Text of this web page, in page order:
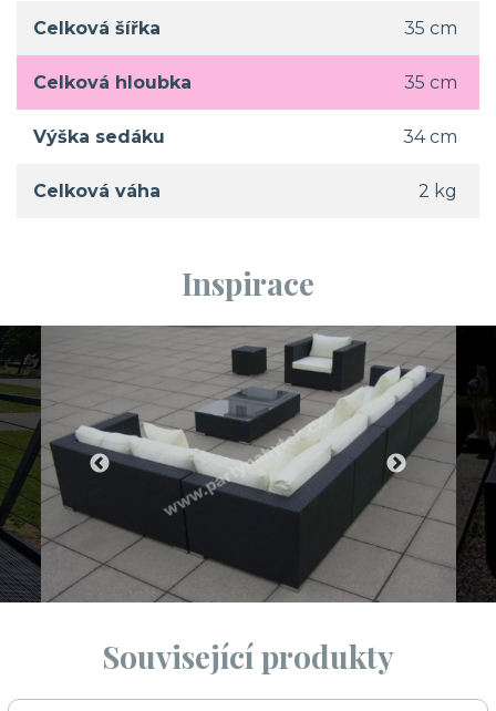
Celková šířka 35 cm
Celková hloubka 35 cm
Výška sedáku 34 cm
Celková váha 2 kg
Inspirace
Související produkty